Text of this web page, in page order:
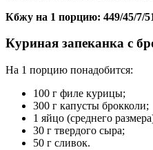
Кбжу на 1 порцию: 449/45/7/
Куриная запеканка с
На 1 порцию понадобится:
100 г филе курицы;
300 г капусты брокколи;
1 яйцо (среднего
30 г твердого сыра;
50 г сливок.